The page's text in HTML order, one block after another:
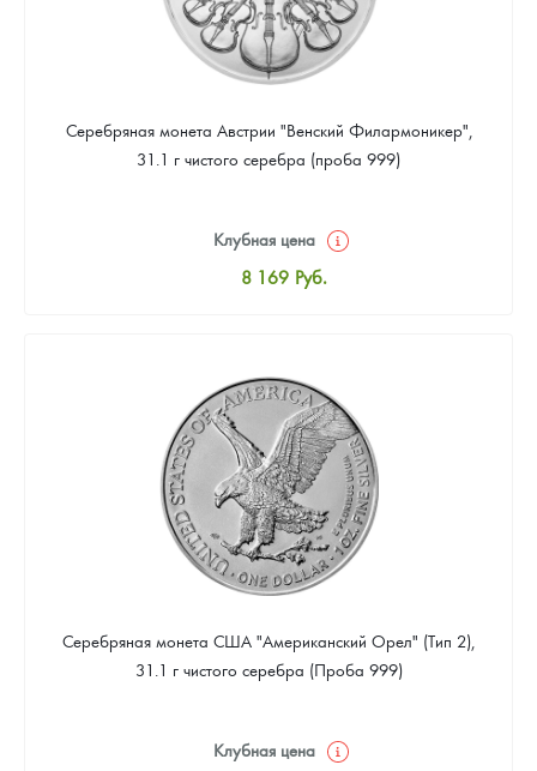
Серебряная монета Австрии "Венский Филармоникер",
31.1 г чистого серебра (проба 999)
Клубная цена
8 169 Руб.
Цена выкупа
4 901 Руб.
Серебряная монета США "Американский Орел" (Тип 2),
31.1 г чистого серебра (Проба 999)
Клубная цена